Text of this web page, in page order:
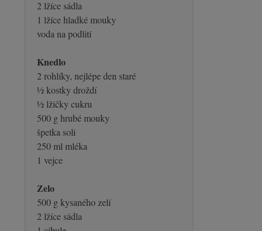
2 lžíce sádla
1 lžíce hladké mouky
voda na podlití
Knedlo
2 rohlíky, nejlépe den staré
½ kostky droždí
½ lžičky cukru
500 g hrubé mouky
špetka soli
250 ml mléka
1 vejce
Zelo
500 g kysaného zelí
2 lžíce sádla